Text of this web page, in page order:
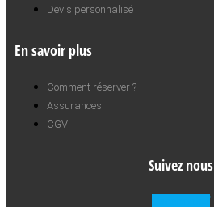
Devis personnalisé
En savoir plus
Comment réserver ?
Assurances
CGV
Suivez nous